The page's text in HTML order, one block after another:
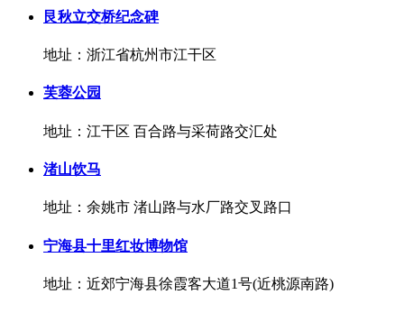
艮秋立交桥纪念碑
地址：浙江省杭州市江干区
芙蓉公园
地址：江干区 百合路与采荷路交汇处
渚山饮马
地址：余姚市 渚山路与水厂路交叉路口
宁海县十里红妆博物馆
地址：近郊宁海县徐霞客大道1号(近桃源南路)